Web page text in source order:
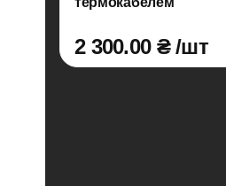
2 300.00 ₴ /шт